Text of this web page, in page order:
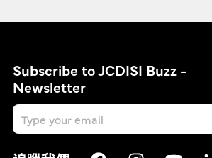
Subscribe to JCDISI Buzz -
Newsletter